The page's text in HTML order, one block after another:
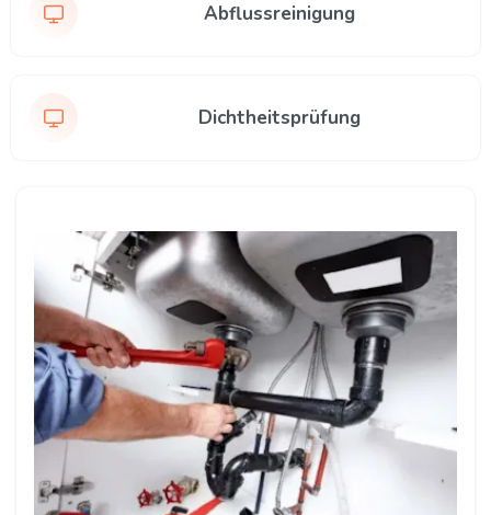
Abflussreinigung
Dichtheitsprüfung